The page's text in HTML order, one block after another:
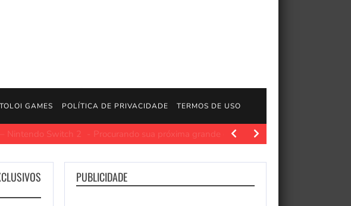
TOLOI GAMES POLÍTICA DE PRIVACIDADE TERMOS DE USO
2 Procurando sua próxima grande descoberta? Uma demo gratuita de…
PUBLICIDADE